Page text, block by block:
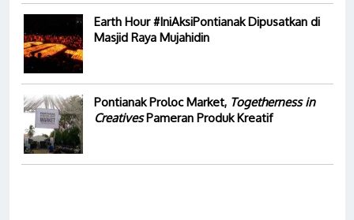
Earth Hour #IniAksiPontianak Dipusatkan di
Masjid Raya Mujahidin
Pontianak Proloc Market, Togetherness in
CreativesPameran Produk Kreatif